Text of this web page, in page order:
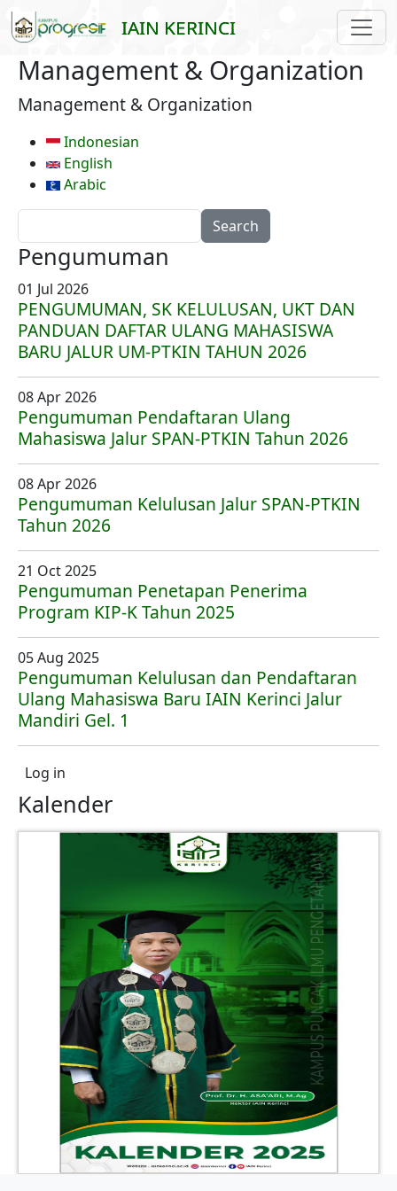
Skip to main content
IAIN KERINCI
Management & Organization
Management & Organization
Indonesian
English
Arabic
Pengumuman
01 Jul 2026
PENGUMUMAN, SK KELULUSAN, UKT DAN
PANDUAN DAFTAR ULANG MAHASISWA
BARU JALUR UM-PTKIN TAHUN 2026
08 Apr 2026
Pengumuman Pendaftaran Ulang
Mahasiswa Jalur SPAN-PTKIN Tahun 2026
08 Apr 2026
Pengumuman Kelulusan Jalur SPAN-PTKIN
Tahun 2026
21 Oct 2025
Pengumuman Penetapan Penerima
Program KIP-K Tahun 2025
05 Aug 2025
Pengumuman Kelulusan dan Pendaftaran
Ulang Mahasiswa Baru IAIN Kerinci Jalur
Mandiri Gel. 1
User account menu
Log in
Kalender